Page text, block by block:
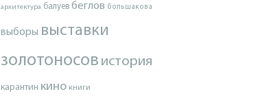
архитектура балуев беглов большакова
выборы выставки
золотоносов история
карантин кино книги